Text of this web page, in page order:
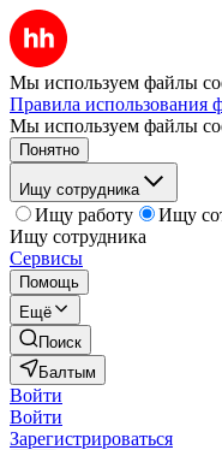
Мы используем файлы
Правила использования
Мы используем файлы
Понятно
Ищу сотрудника
Ищу работу
Ищу
Ищу сотрудника
Сервисы
Помощь
Ещё
Поиск
Балтым
Войти
Войти
Зарегистрироваться